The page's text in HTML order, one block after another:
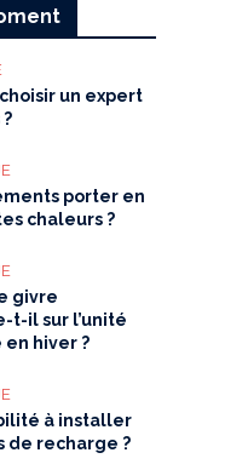
un expert
porter en
chaleurs ?
givre
t-il sur l’unité
hiver ?
à installer
de recharge ?